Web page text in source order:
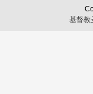
基督教